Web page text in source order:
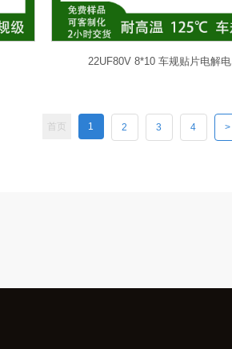
22UF80V 8*10 车规贴片电解电
首页 1 2 3 4 >